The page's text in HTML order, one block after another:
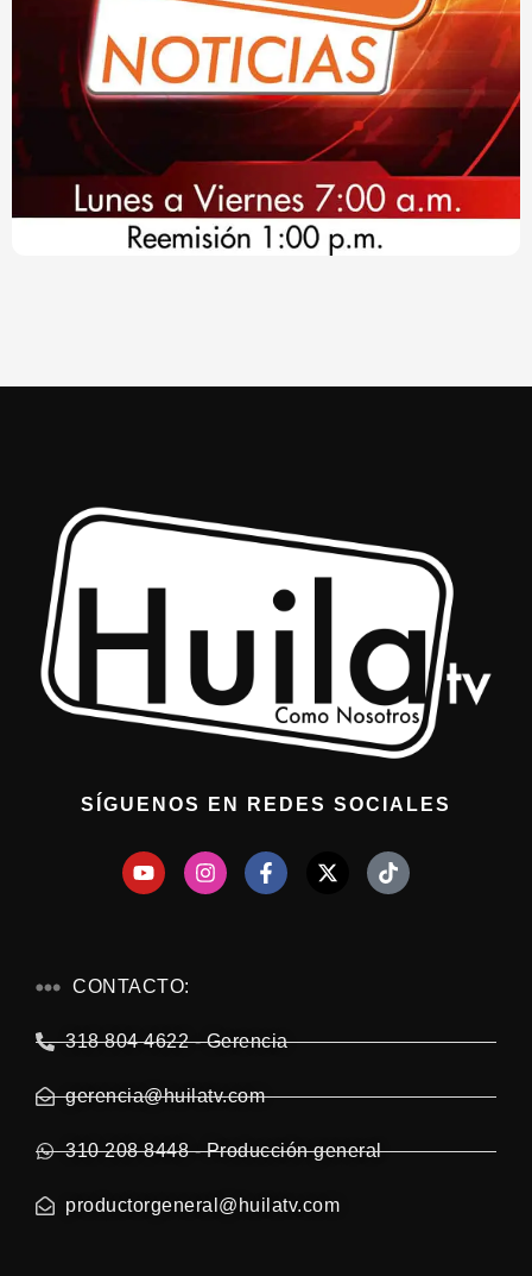
SÍGUENOS EN REDES SOCIALES
CONTACTO:
318 804 4622 - Gerencia
gerencia@huilatv.com
310 208 8448 - Producción general
productorgeneral@huilatv.com